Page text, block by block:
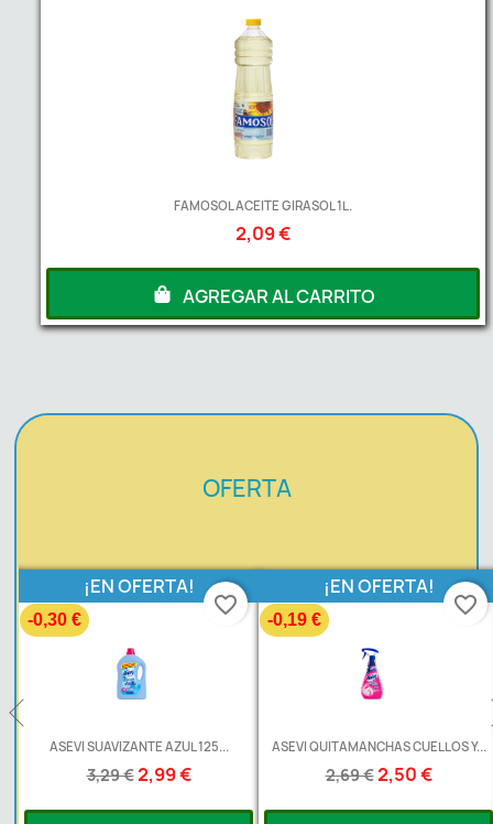
FAMOSOL ACEITE GIRASOL 1L.
2,09 €
AGREGAR AL CARRITO
OFERTA
ASEVI SUAVIZANTE AZUL 125...
3,29 €2,99 €
¡EN OFERTA!
-0,30 €
favorite_border
ASEVI QUITAMANCHAS CUELLOS Y...
2,69 €2,50 €
¡EN OFERTA!
-0,19 €
favorite_border